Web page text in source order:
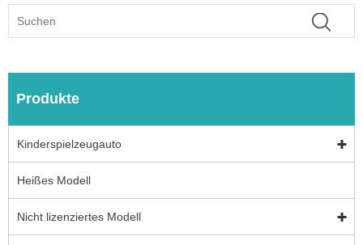
Produkte
Kinderspielzeugauto
Heißes Modell
Nicht lizenziertes Modell